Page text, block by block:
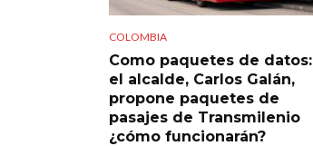
COLOMBIA
Como paquetes de datos:
el alcalde, Carlos Galán,
propone paquetes de
pasajes de Transmilenio
¿cómo funcionarán?